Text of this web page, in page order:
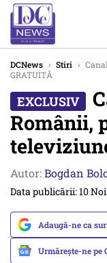
DCNews › Stiri ›
GRATUITĂ
Românii,
Autor:Bogdan
Data publicării: 10
Adaugă-ne ca
Urmărește-ne pe